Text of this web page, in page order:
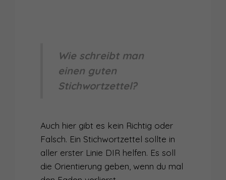
Wie schreibt man
einen guten
Stichwortzettel?
Auch hier gibt es kein Richtig oder
Falsch. Ein Stichwortzettel sollte in
aller erster Linie DIR helfen. Es soll
die Orientierung geben, wenn du mal